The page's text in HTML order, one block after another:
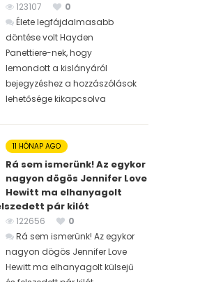
123107
0
Élete legfájdalmasabb
döntése volt Hayden
Panettiere-nek, hogy
lemondott a kislányáról
bejegyzéshez a hozzászólások
lehetősége kikapcsolva
11 HÓNAP AGO
Rá sem ismerünk! Az egykor
nagyon dögös Jennifer Love
Hewitt ma elhanyagolt
pár kilót
122656
0
Rá sem ismerünk! Az egykor
nagyon dögös Jennifer Love
Hewitt ma elhanyagolt külsejű